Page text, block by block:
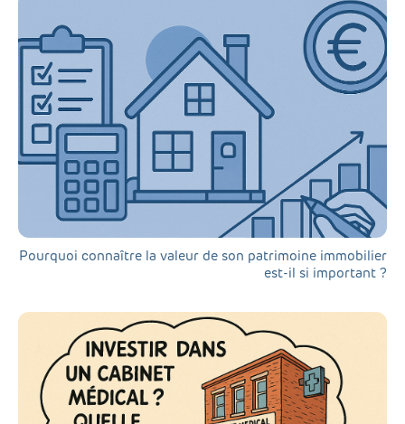
Pourquoi connaître la valeur de son patrimoine immobilier
est-il si important ?